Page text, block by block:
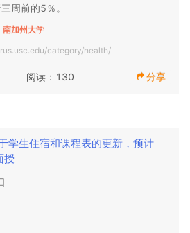
必须在抵达校园之前完成。
议季节性流感疫苗接种。疫苗将于9
都  必须如期完成。
基于科学的决策为动力，以保护我们
安全。我们遵守安全措施的自律性将
。与往常一样，感谢您的耐心配合，
提供权衡校园风险的信息，以考虑我
年秋季学期入学将计入CPT / OPT资
期间，SEVP将允许学生在美国或国外
该学生已参加适当的USC实习课程，
况的方法。
足OPT的就业要求。SEVP没有指定
学生仍应工作并根据需要向SEVP报告
名参加全部课程并  保持其移民身份，
活动状态，即使他们在美国境外的时
进餐休息期间“漂流”到6英尺范围内而
食和饮水仍然是高风险的活动。
有传播。 外卖就餐，疏远身体，洗手/
成为预防的有效措施。
可以追溯到集体聚会 ; 先前的病例涉
学期内避免旅行。
们的医疗保健提供者，公共卫生官
全大使和其他校园合作伙伴合作，以
提醒所有  学生，员工和访客，在进入
必须完成每日症状检查。 日常症状自
19的人，所有个人都应留在家
周前的5％。
南加州大学
category/health/
阅读：130 分享
学生住宿和课程表的更新，预计
授